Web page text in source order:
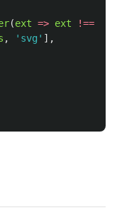
(ext => ext !==
, ' svg ' ],